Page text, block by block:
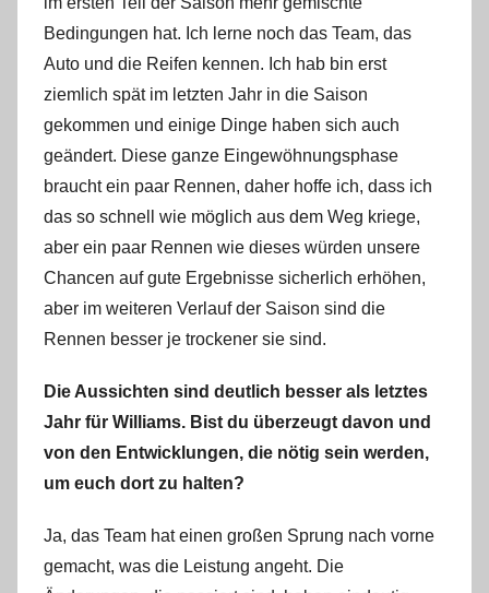
Bedingungen hat. Ich lerne noch das Team, das
Auto und die Reifen kennen. Ich hab bin erst
ziemlich spät im letzten Jahr in die Saison
gekommen und einige Dinge haben sich auch
geändert. Diese ganze Eingewöhnungsphase
braucht ein paar Rennen, daher hoffe ich, dass ich
das so schnell wie möglich aus dem Weg kriege,
aber ein paar Rennen wie dieses würden unsere
Chancen auf gute Ergebnisse sicherlich erhöhen,
aber im weiteren Verlauf der Saison sind die
Rennen besser je trockener sie sind.
Die Aussichten sind deutlich besser als letztes
Jahr für Williams. Bist du überzeugt davon und
von den Entwicklungen, die nötig sein werden,
um euch dort zu halten?
Ja, das Team hat einen großen Sprung nach vorne
gemacht, was die Leistung angeht. Die